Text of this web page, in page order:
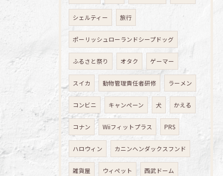
シェルティー 旅行
ポーリッシュローランドシープドッグ
ふるさと祭り オタク ゲーマー
スイカ 動物管理責任者研修 ラーメン
コンビニ キャンペーン 犬 かえる
コナン Wiiフィットプラス PRS
ハロウィン カニンヘンダックスフンド
雑貨屋 ウィペット 西武ドーム